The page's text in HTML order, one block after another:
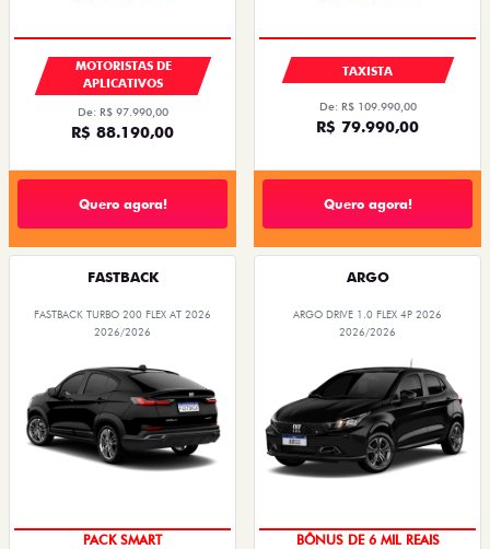
MOTORISTAS DE
APLICATIVOS
De: R$ 97.990,00
R$ 88.190,00
Quero agora!
TAXISTA
De: R$ 109.990,00
R$ 79.990,00
Quero agora!
FASTBACK
FASTBACK TURBO 200 FLEX AT 2026
2026/2026
PACK SMART
ARGO
ARGO DRIVE 1.0 FLEX 4P 2026
2026/2026